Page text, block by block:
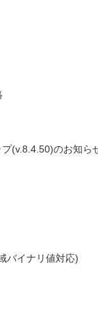
(v.8.4.50)のお知ら
バイナリ値対応)